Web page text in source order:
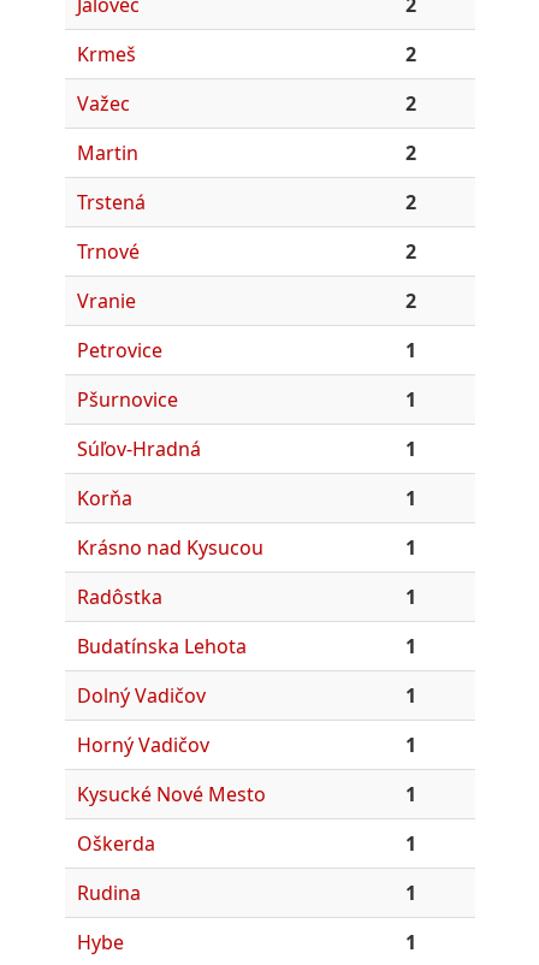
Krmeš
2
Važec
2
Martin
2
Trstená
2
Trnové
2
Vranie
2
Petrovice
1
Pšurnovice
1
Súľov-Hradná
1
Korňa
1
Krásno nad Kysucou
1
Radôstka
1
Budatínska Lehota
1
Dolný Vadičov
1
Horný Vadičov
1
Kysucké Nové Mesto
1
Oškerda
1
Rudina
1
Hybe
1